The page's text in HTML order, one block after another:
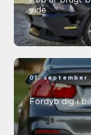
vide
01. september
Fordyb dig i